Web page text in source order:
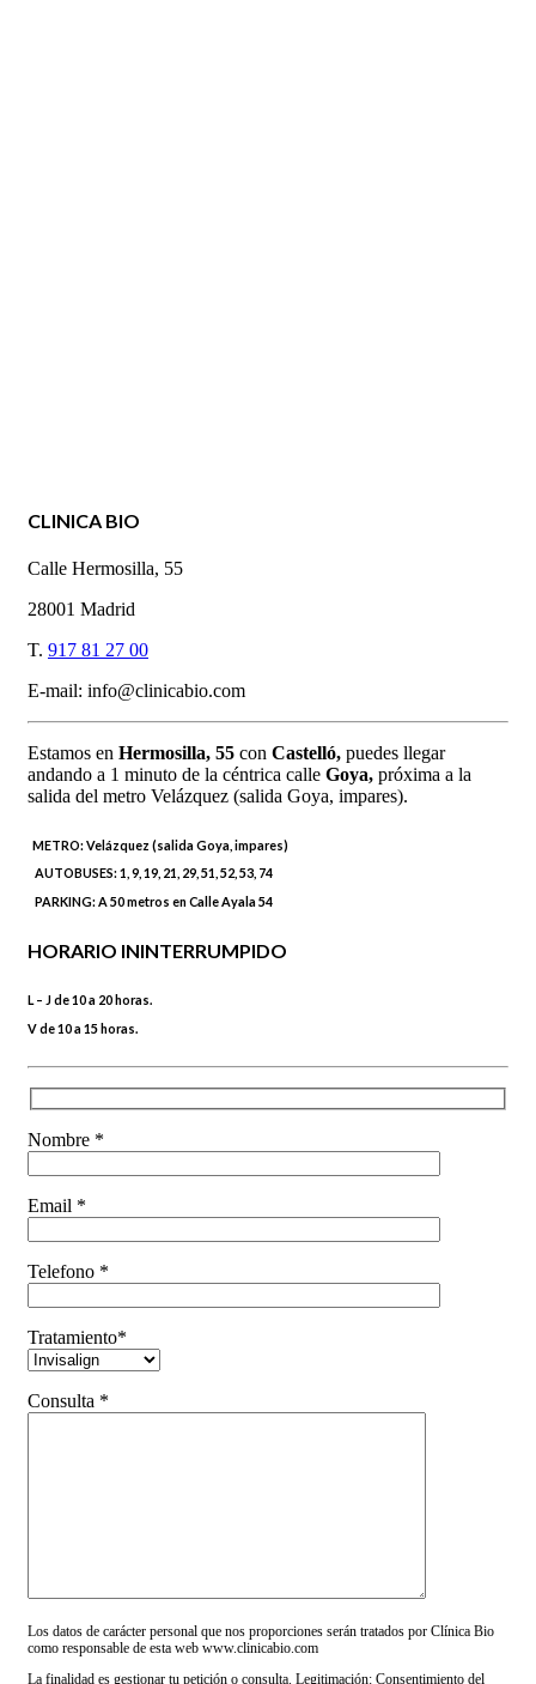
CLINICA BIO
Calle Hermosilla, 55
28001 Madrid
T. 917 81 27 00
E-mail: info@clinicabio.com
Estamos en Hermosilla, 55 con Castelló, puedes llegar
andando a 1 minuto de la céntrica calle Goya, próxima a la
salida del metro Velázquez (salida Goya, impares).
METRO:Velázquez (salida Goya, impares)
AUTOBUSES:1, 9, 19, 21, 29, 51, 52, 53, 74
PARKING:A 50 metros en Calle Ayala 54
HORARIO ININTERRUMPIDO
L – J de 10 a 20 horas.
V de 10 a 15 horas.
Nombre *
Email *
Telefono *
Tratamiento*
Consulta *
Los datos de carácter personal que nos proporciones serán tratados por Clínica Bio
como responsable de esta web www.clinicabio.com
La finalidad es gestionar tu petición o consulta. Legitimación: Consentimiento del